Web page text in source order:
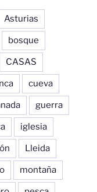
Asturias
bosque
CASAS
cueva
guerra
iglesia
Lleida
montaña